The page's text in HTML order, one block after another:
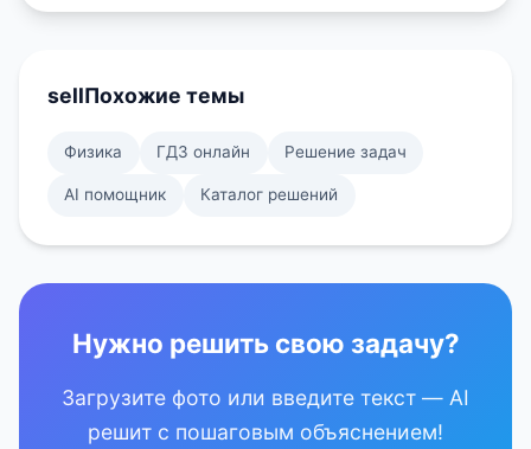
sellПохожие темы
Физика ГДЗ онлайн Решение задач
AI помощник Каталог решений
Нужно решить свою задачу?
Загрузите фото или введите текст — AI
решит с пошаговым объяснением!